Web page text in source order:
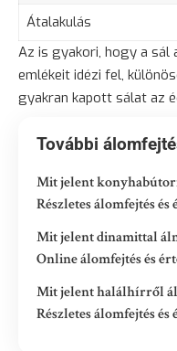
Átalakulás
Az is gyakori, hogy a sál
emlékeit idézi fel,
gyakran kapott sálat az
További
Mit jelent
Részletes álomfejtés és
Mit jelent dinamittal
Online álomfejtés és
Mit jelent halálhírről
Részletes álomfejtés és